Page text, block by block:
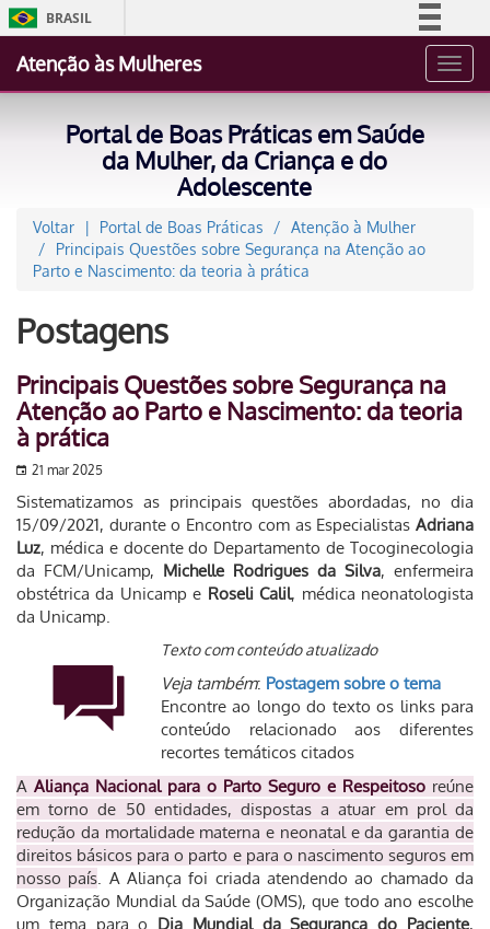
BRASIL
Acesso à informação
Canais
Atenção às Mulheres
Portal de Boas Práticas em Saúde
da Mulher, da Criança e do
Adolescente
Voltar Portal de Boas Práticas
Atenção à Mulher
Principais Questões sobre Segurança na Atenção ao
Parto e Nascimento: da teoria à prática
Postagens
Principais Questões sobre Segurança na
Atenção ao Parto e Nascimento: da teoria
à prática
21 mar 2025
Sistematizamos as principais questões abordadas, no dia
15/09/2021, durante o Encontro com as EspecialistasAdriana
Luz, médica e docente do Departamento de Tocoginecologia
da FCM/Unicamp, Michelle Rodrigues da Silva, enfermeira
obstétrica da Unicamp e Roseli Calil, médica neonatologista
da Unicamp.
Texto com conteúdo atualizado
Veja também: Postagem sobre o tema
Encontre ao longo do texto os links para
conteúdo relacionado aos diferentes
recortes temáticos citados
A Aliança Nacional para o Parto Seguro e Respeitoso reúne
em torno de 50 entidades, dispostas a atuar em prol da
redução da mortalidade materna e neonatal e da garantia de
direitos básicos para o parto e para o nascimento seguros em
nosso país. A Aliança foi criada atendendo ao chamado da
Organização Mundial da Saúde (OMS), que todo ano escolhe
um tema para o Dia Mundial da Segurança do Paciente,